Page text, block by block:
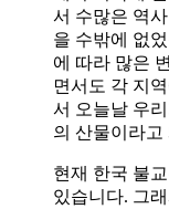
서 수많은 역
을 수밖에 없
에 따라 많은
면서도 각 지
서 오늘날 우
의 산물이라고
현재 한국 불
있습니다. 그